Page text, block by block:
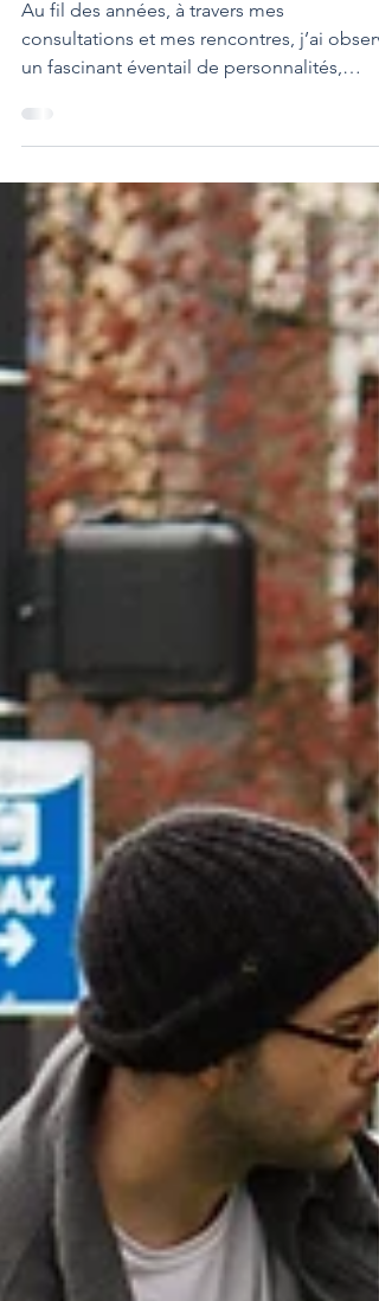
manager "tout va bien"
consultations et mes rencontres, j’ai
un fascinant éventail de personnalités,
contradictions et ses quêtes singulières.
expériences m’ont amené à dessiner ce
j’appelle des profils existentiels : des
portraits qui, bien qu’exagérés ou
caricaturaux, cherchent à capturer l’essence
de certains types d’attitudes face à la vie, au
sens et au rapport à soi. Ces profils ne
prétendent pas à l’exa